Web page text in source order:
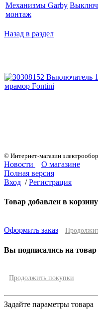
Механизмы Garby
монтаж
Назад в раздел
© Интернет-магазин
Новости
О магазине
Полная версия
Вход / Регистрация
Товар добавлен в корзину
Оформить заказ
Вы подписались на товар
Продолжить покупки
Задайте параметры товара